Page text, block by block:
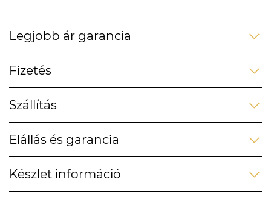
Legjobb ár garancia
Fizetés
Szállítás
Elállás és garancia
Készlet információ